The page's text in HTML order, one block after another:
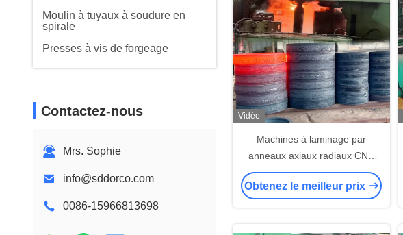
Moulin à tuyaux à soudure en
spirale
Presses à vis de forgeage
Contactez-nous
Mrs. Sophie
info@sddorco.com
0086-15966813698
Vidéo
Machines à laminage par
anneaux axiaux radiaux CNC
2000KN 2500KN
Obtenez le meilleur prix